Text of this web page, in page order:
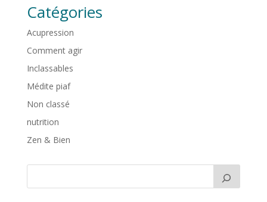
Catégories
Acupression
Comment agir
Inclassables
Médite piaf
Non classé
nutrition
Zen & Bien